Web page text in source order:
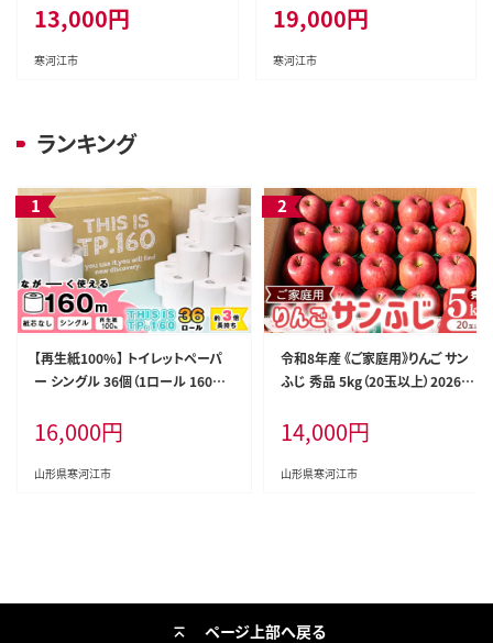
13,000円
寒河江市
19,000円
寒河江市
ランキング
【再生紙100%】 トイレットペーパ
ー シングル 36個（1ロール 160m
雇用事業所支援品】 SDGs エコ サ
ステナブル 国内製造 016-H-BK01
1
16,000円
山形県寒河江市
令和8年産 《ご家庭用》りんご サン
ふじ 秀品 5kg（20玉以上）2026年
から下旬頃発送予定】 014-B-HK0
14,000円
山形県寒河江市
ページ上部へ戻る